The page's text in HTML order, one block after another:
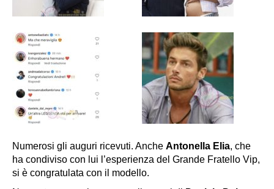
Numerosi gli auguri ricevuti. Anche Antonella Elia, che
ha condiviso con lui l’esperienza del Grande Fratello Vip,
si è congratulata con il modello.